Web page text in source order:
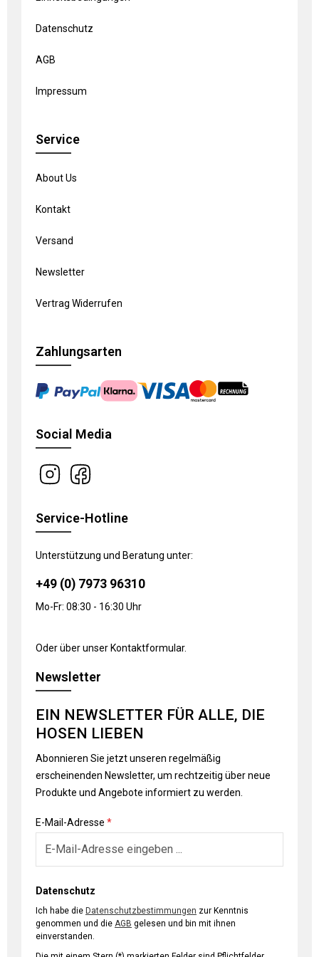
Datenschutz
AGB
Impressum
Service
About Us
Kontakt
Versand
Newsletter
Vertrag Widerrufen
Zahlungsarten
Social Media
Service-Hotline
Unterstützung und Beratung unter:
+49 (0) 7973 96310
Mo-Fr: 08:30 - 16:30 Uhr
Oder über unser Kontaktformular.
Newsletter
EIN NEWSLETTER FÜR ALLE, DIE
HOSEN LIEBEN
Abonnieren Sie jetzt unseren regelmäßig
erscheinenden Newsletter, um rechtzeitig über neue
Produkte und Angebote informiert zu werden.
E-Mail-Adresse *
Datenschutz
Ich habe die Datenschutzbestimmungen
genommen und die AGB
einverstanden.